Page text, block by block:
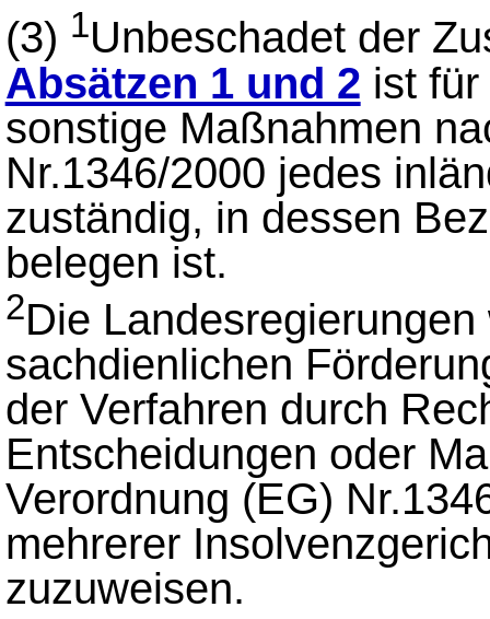
(3) 1Unbeschadet der
Absätzen 1 und 2 ist
sonstige Maßnahmen
Nr.1346/2000 jedes
zuständig, in dessen
belegen ist.
2Die
sachdienlichen
der Verfahren durch
Entscheidungen oder
Verordnung (EG)
mehrerer
zuzuweisen.